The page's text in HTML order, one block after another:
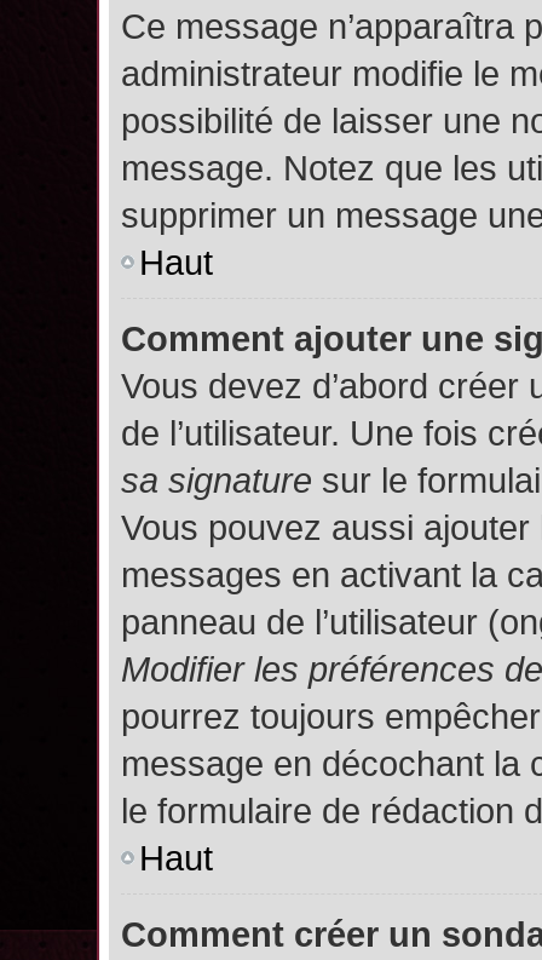
Ce message n’apparaîtra
administrateur modifie le
possibilité de laisser une
message. Notez que les
supprimer un message
Haut
Comment ajouter une
Vous devez d’abord
de l’utilisateur. Une fois
sa signature sur le
Vous pouvez aussi
messages en activant la
panneau de l’utilisateur
Modifier les préférences
pourrez toujours
message en décochant la
le formulaire de rédaction
Haut
Comment créer un